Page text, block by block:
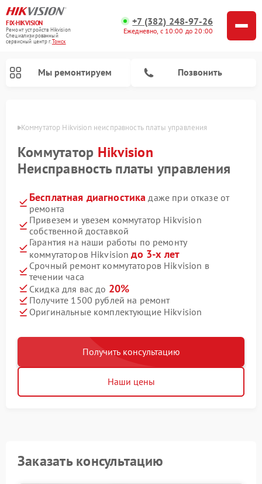
FIX-HIKVISION
Ремонт устройств Hikvision
Специализированный
cервисный центр г.Томск
+7 (382) 248-97-26
Ежедневно, с 10:00 до 20:00
Мы ремонтируем Позвонить
Коммутатор Hikvision неисправность платы управления
Коммутатор Hikvision
Неисправность платы управления
Бесплатная диагностика даже при отказе от
ремонта
Привезем и увезем коммутатор Hikvision
собственной доставкой
Гарантия на наши работы по ремонту
коммутаторов Hikvisionдо 3-х лет
Срочный ремонт коммутаторов Hikvision в
течении часа
Скидка для вас до 20%
Получите 1500 рублей на ремонт
Оригинальные комплектующие Hikvision
Получить консультацию
Наши цены
Заказать консультацию